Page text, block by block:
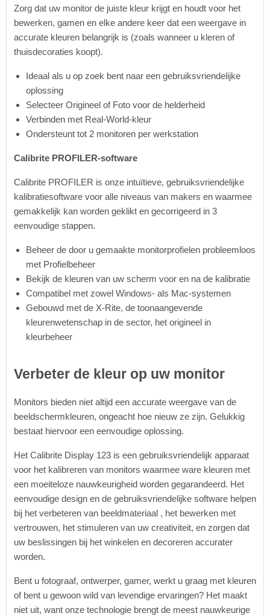
Zorg dat uw monitor de juiste kleur krijgt en houdt voor het
bewerken, gamen en elke andere keer dat een weergave in
accurate kleuren belangrijk is (zoals wanneer u kleren of
thuisdecoraties koopt).
Ideaal als u op zoek bent naar een gebruiksvriendelijke
oplossing
Selecteer Origineel of Foto voor de helderheid
Verbinden met Real-World-kleur
Ondersteunt tot 2 monitoren per werkstation
Calibrite PROFILER-software
Calibrite PROFILER is onze intuïtieve, gebruiksvriendelijke
kalibratiesoftware voor alle niveaus van makers en waarmee
gemakkelijk kan worden geklikt en gecorrigeerd in 3
eenvoudige stappen.
Beheer de door u gemaakte monitorprofielen probleemloos
met Profielbeheer
Bekijk de kleuren van uw scherm voor en na de kalibratie
Compatibel met zowel Windows- als Mac-systemen
Gebouwd met de X-Rite, de toonaangevende
kleurenwetenschap in de sector, het origineel in
kleurbeheer
Verbeter de kleur op uw monitor
Monitors bieden niet altijd een accurate weergave van de
beeldschermkleuren, ongeacht hoe nieuw ze zijn. Gelukkig
bestaat hiervoor een eenvoudige oplossing.
Het Calibrite Display 123 is een gebruiksvriendelijk apparaat
voor het kalibreren van monitors waarmee ware kleuren met
een moeiteloze nauwkeurigheid worden gegarandeerd. Het
eenvoudige design en de gebruiksvriendelijke software helpen
bij het verbeteren van beeldmateriaal , het bewerken met
vertrouwen, het stimuleren van uw creativiteit, en zorgen dat
uw beslissingen bij het winkelen en decoreren accurater
worden.
Bent u fotograaf, ontwerper, gamer, werkt u graag met kleuren
of bent u gewoon wild van levendige ervaringen? Het maakt
niet uit, want onze technologie brengt de meest nauwkeurige